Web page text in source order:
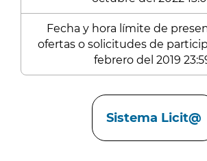
Fecha y hora límite de
ofertas o solicitudes de
febrero del 2019
Sistema Licit@